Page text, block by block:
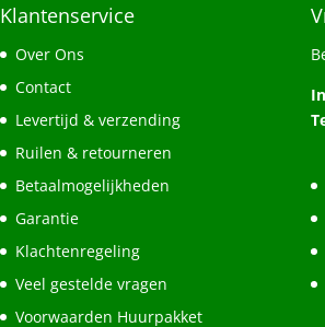
Klantenservice
Over Ons
Contact
Levertijd & verzending
Ruilen & retourneren
Betaalmogelijkheden
Garantie
Klachtenregeling
Veel gestelde vragen
Voorwaarden Huurpakket